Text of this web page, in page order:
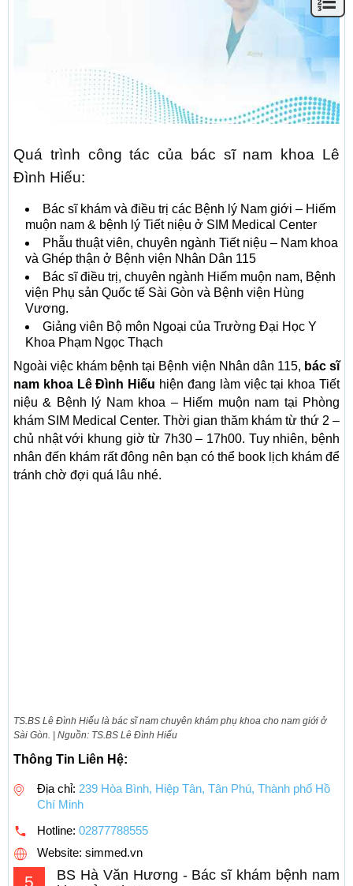
Quá trình công tác của bác sĩ nam khoa Lê
Đình Hiếu:
Bác sĩ khám và điều trị các Bệnh lý Nam giới – Hiếm
muộn nam & bệnh lý Tiết niệu ở SIM Medical Center
Phẫu thuật viên, chuyên ngành Tiết niệu – Nam khoa
và Ghép thận ở Bệnh viện Nhân Dân 115
Bác sĩ điều trị, chuyên ngành Hiếm muộn nam, Bệnh
viện Phụ sản Quốc tế Sài Gòn và Bệnh viện Hùng
Vương.
Giảng viên Bộ môn Ngoại của Trường Đại Học Y
Khoa Phạm Ngọc Thạch
Ngoài việc khám bệnh tại Bệnh viện Nhân dân 115, bác sĩ
nam khoa Lê Đình Hiếu hiện đang làm việc tại khoa Tiết
niệu & Bệnh lý Nam khoa – Hiếm muộn nam tại Phòng
khám SIM Medical Center. Thời gian thăm khám từ thứ 2 –
chủ nhật với khung giờ từ 7h30 – 17h00. Tuy nhiên, bệnh
nhân đến khám rất đông nên bạn có thể book lịch khám để
tránh chờ đợi quá lâu nhé.
TS.BS Lê Đình Hiếu là bác sĩ nam chuyên khám phụ khoa cho nam giới ở
Sài Gòn. | Nguồn: TS.BS Lê Đình Hiếu
Thông Tin Liên Hệ:
Địa chỉ: 239 Hòa Bình, Hiệp Tân, Tân Phú, Thành phố Hồ
Chí Minh
Hotline: 02877788555
Website: simmed.vn
5
BS Hà Văn Hương - Bác sĩ khám bệnh nam